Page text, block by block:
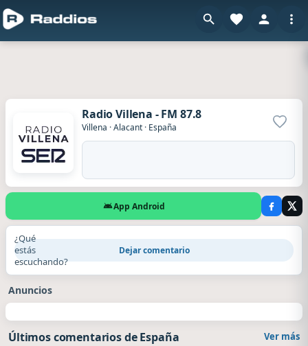
Radio Villena - FM 87.8
Villena ·Alacant · España
App Android
¿Qué
estás
escuchando?
Dejar comentario
Anuncios
Últimos comentarios de España Ver más